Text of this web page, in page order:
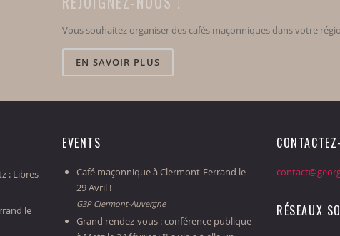
Vous souhaitez organiser des cafés maçonniques dans votre
EN SAVOIR PLUS
: Libres
le
EVENTS
Café maçonnique à Clermont-Ferrand le
29 Avril !
G3P Clermont-Auvergne
Grand rendez-vous : conférence publique
RÉSEAUX